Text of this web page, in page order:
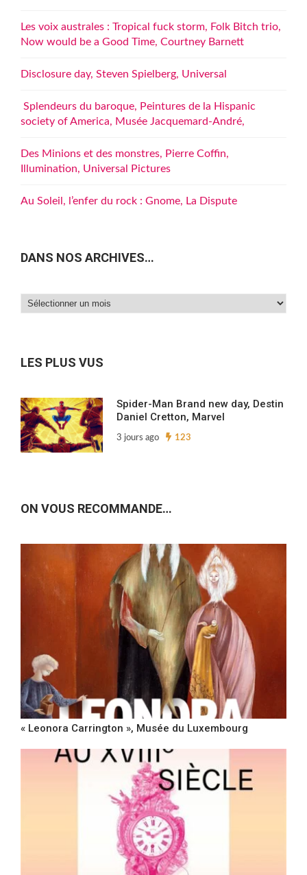
Les voix australes : Tropical fuck storm, Folk Bitch trio,
Now would be a Good Time, Courtney Barnett
Disclosure day, Steven Spielberg, Universal
Splendeurs du baroque, Peintures de la Hispanic
society of America, Musée Jacquemard-André,
Des Minions et des monstres, Pierre Coffin,
Illumination, Universal Pictures
Au Soleil, l’enfer du rock : Gnome, La Dispute
DANS NOS ARCHIVES…
Dans
LES PLUS VUS
Spider-Man Brand new day, Destin
Daniel Cretton, Marvel
3 jours ago 123
ON VOUS RECOMMANDE…
« Leonora Carrington », Musée du Luxembourg